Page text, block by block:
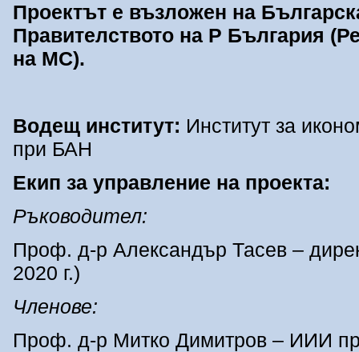
Проектът е възложен на
Правителството на Р България (
на МС).
Водещ институт: Институт за
при БАН
Екип за управление на проекта:
Ръководител:
Проф. д-р Александър Тасев –
2020 г.)
Членове:
Проф. д-р Митко Димитров – ИИИ